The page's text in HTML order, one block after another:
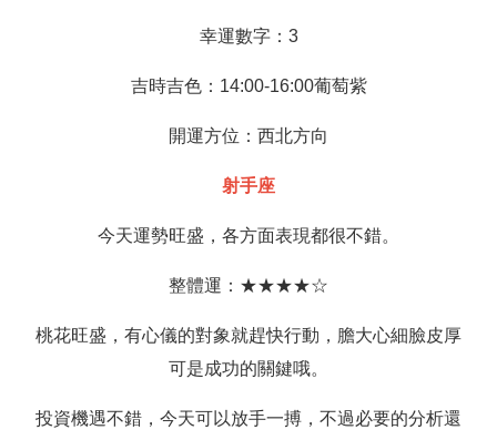
幸運數字：3
吉時吉色：14:00-16:00葡萄紫
開運方位：西北方向
射手座
今天運勢旺盛，各方面表現都很不錯。
整體運：★★★★☆
桃花旺盛，有心儀的對象就趕快行動，膽大心細臉皮厚
可是成功的關鍵哦。
投資機遇不錯，今天可以放手一搏，不過必要的分析還